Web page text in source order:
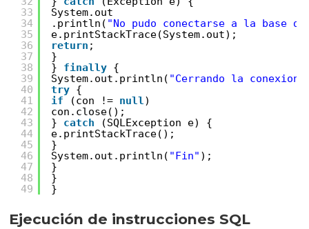
33
34
35
36
37
38
39
40
41
42
43
44
45
46
47
48
49
System.out
.println( "No pudo conectarse a la base
e.printStackTrace(System.out);
return ;
}
} finally {
System.out.println( "Cerrando la
try {
if
(con != null)
con.close();
} catch
(SQLException e) {
e.printStackTrace();
}
System.out.println( "Fin" );
}
}
}
Ejecución de instrucciones SQL